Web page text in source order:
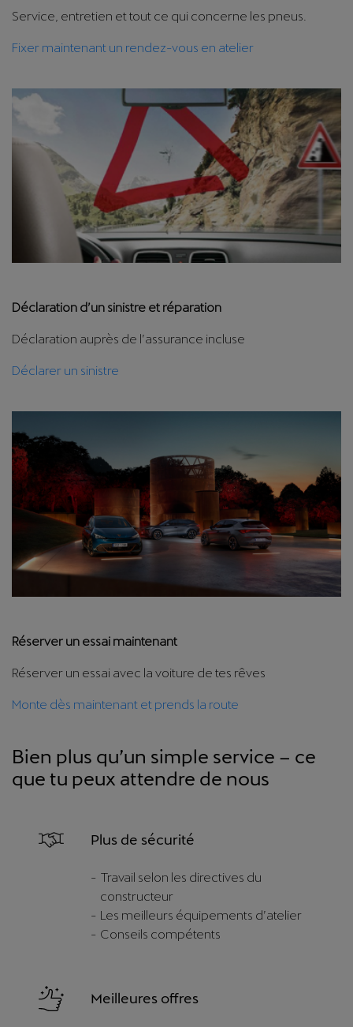
Service, entretien et tout ce qui concerne les pneus.
Fixer maintenant un rendez-vous en atelier
Déclaration d’un sinistre et réparation
Déclaration auprès de l’assurance incluse
Déclarer un sinistre
Réserver un essai maintenant
Réserver un essai avec la voiture de tes rêves
Monte dès maintenant et prends la route
Bien plus qu’un simple service – ce
que tu peux attendre de nous
Plus de sécurité
Travail selon les directives du
constructeur
Les meilleurs équipements d’atelier
Conseils compétents
Meilleures offres